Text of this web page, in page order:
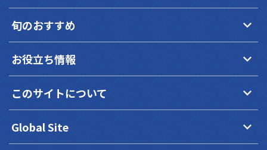
旬のおすすめ keyboard_arrow_down
お役立ち情報 keyboard_arrow_down
このサイトについて keyboard_arrow_down
Global Site keyboard_arrow_down